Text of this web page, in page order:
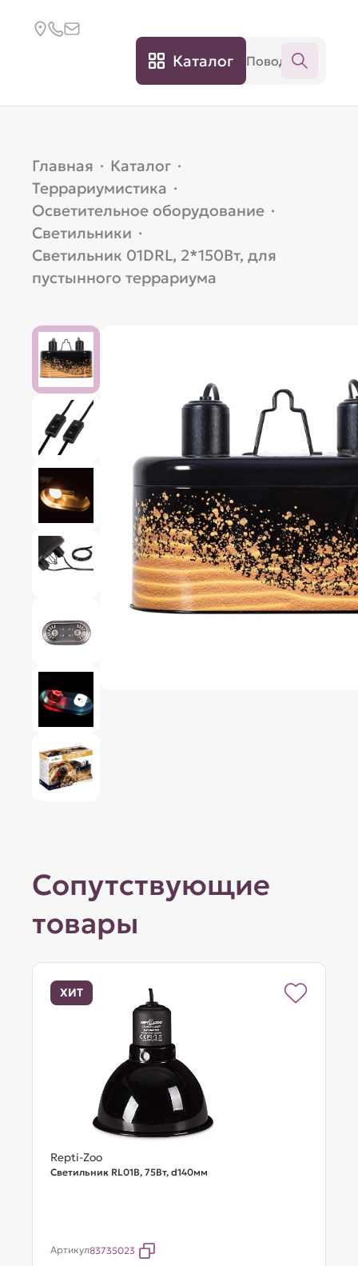
Каталог
Главная · Каталог ·
Террариумистика ·
Осветительное оборудование ·
Светильники ·
Светильник 01DRL, 2*150Вт, для
пустынного террариума
Сопутствующие
товары
ХИТ
Repti-Zoo
Светильник RL01B, 75Вт, d140мм
Артикул83735023